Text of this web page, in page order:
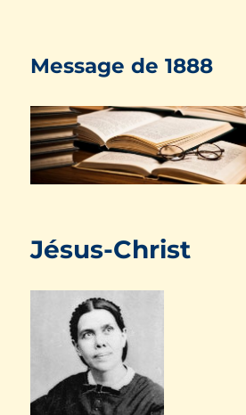
Message de 1888
Jésus-Christ